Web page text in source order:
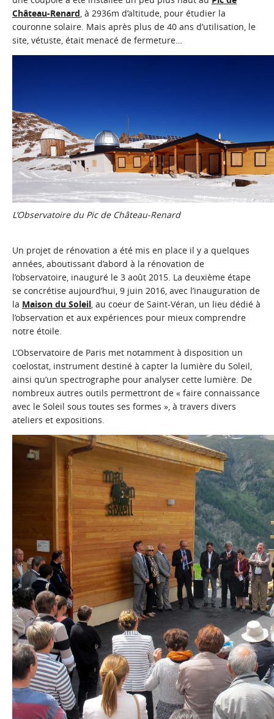
Château-Renard, à 2936m d’altitude, pour étudier la
couronne solaire. Mais après plus de 40 ans d’utilisation, le
site, vétuste, était menacé de fermeture…
L’Observatoire du Pic de Château-Renard
Un projet de rénovation a été mis en place il y a quelques
années, aboutissant d’abord à la rénovation de
l’observatoire, inauguré le 3 août 2015. La deuxième étape
se concrétise aujourd’hui, 9 juin 2016, avec l’inauguration de
la Maison du Soleil , au coeur de Saint-Véran, un lieu dédié à
l’observation et aux expériences pour mieux comprendre
notre étoile.
L’Observatoire de Paris met notamment à disposition un
coelostat, instrument destiné à capter la lumière du Soleil,
ainsi qu’un spectrographe pour analyser cette lumière. De
nombreux autres outils permettront de « faire connaissance
avec le Soleil sous toutes ses formes », à travers divers
ateliers et expositions.